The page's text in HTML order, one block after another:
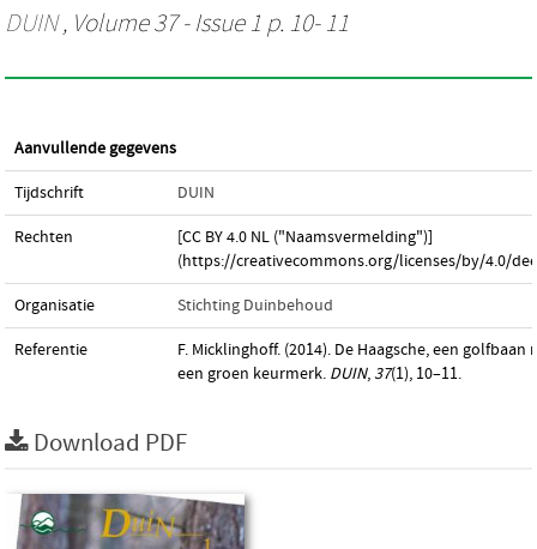
DUIN, Volume 37 - Issue 1 p. 10- 11
Aanvullende gegevens
Tijdschrift DUIN
Rechten
[CC BY 4.0 NL ("Naamsvermelding")]
(https://creativecommons.org/licenses/by/4.0/
Organisatie Stichting Duinbehoud
Referentie
F. Micklinghoff. (2014). De Haagsche, een golfbaan
een groen keurmerk. DUIN, 37(1), 10–11.
Download PDF